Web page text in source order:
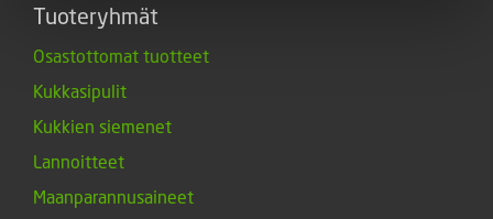
Tuoteryhmät
Osastottomat tuotteet
Kukkasipulit
Kukkien siemenet
Lannoitteet
Maanparannusaineet